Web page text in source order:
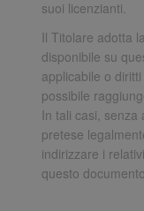
suoi licenzianti.
Il Titolare adotta
disponibile su
applicabile o
possibile
In tali casi, senza
pretese
indirizzare i
questo documento.